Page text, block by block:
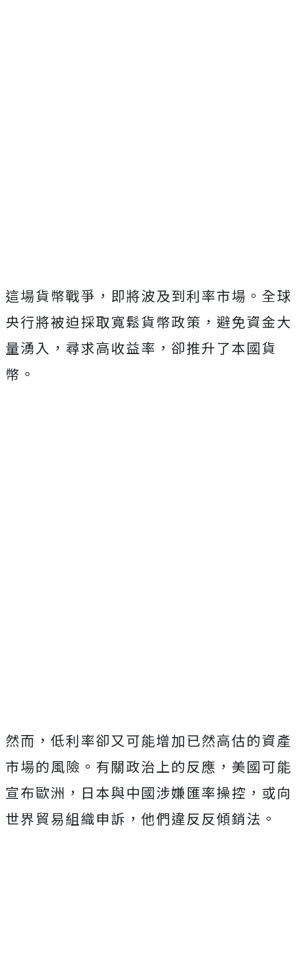
這場貨幣戰爭，即將波及到利率市場。全球
央行將被迫採取寬鬆貨幣政策，避免資金大
量湧入，尋求高收益率，卻推升了本國貨
幣。
然而，低利率卻又可能增加已然高估的資產
市場的風險。有關政治上的反應，美國可能
宣布歐洲，日本與中國涉嫌匯率操控，或向
世界貿易組織申訴，他們違反反傾銷法。